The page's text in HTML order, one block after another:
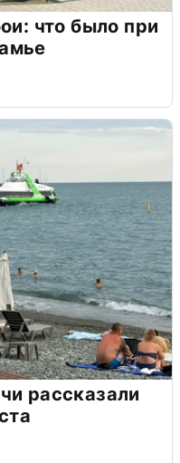
что было при
рассказали